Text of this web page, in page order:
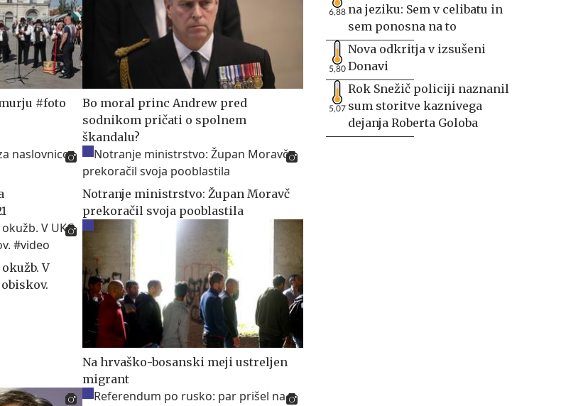
#foto
Bo moral princ Andrew pred
sodnikom pričati o spolnem
škandalu?
Notranje ministrstvo: Župan Moravč
prekoračil svoja pooblastila
V
Na hrvaško-bosanski meji ustreljen
migrant
6,88 na jeziku: Sem v celibatu in
sem ponosna na to
5,80
Nova odkritja v izsušeni
Donavi
5,07
Rok Snežič policiji naznanil
sum storitve kaznivega
dejanja Roberta Goloba